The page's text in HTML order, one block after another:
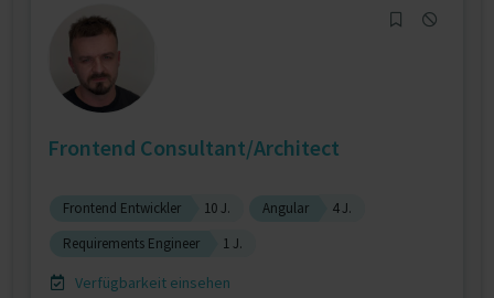
Frontend Consultant/Architect
Frontend Entwickler 10 J. Angular
4 J.
Requirements Engineer
1 J.
Verfügbarkeit einsehen